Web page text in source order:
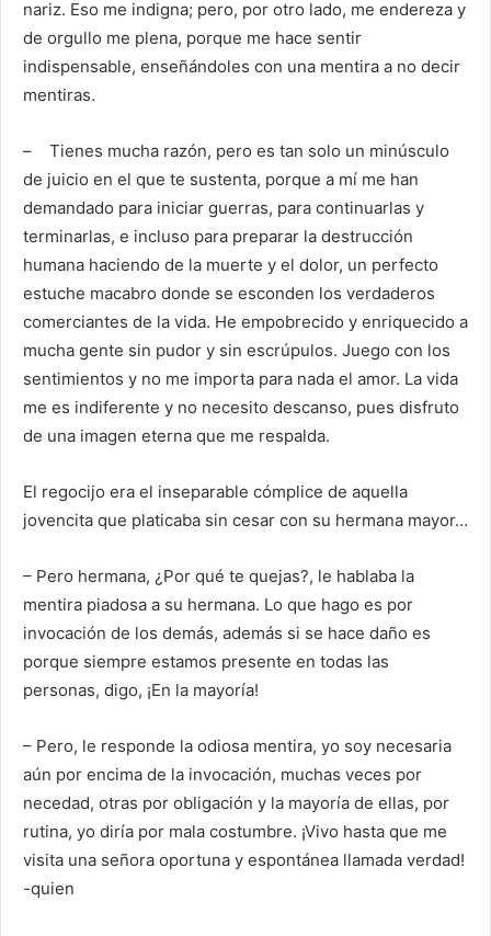
nariz. Eso me indigna; pero, por otro lado, me endereza y
de orgullo me plena, porque me hace sentir
indispensable, enseñándoles con una mentira a no decir
mentiras.
– Tienes mucha razón, pero es tan solo un minúsculo
de juicio en el que te sustenta, porque a mí me han
demandado para iniciar guerras, para continuarlas y
terminarlas, e incluso para preparar la destrucción
humana haciendo de la muerte y el dolor, un perfecto
estuche macabro donde se esconden los verdaderos
comerciantes de la vida. He empobrecido y enriquecido a
mucha gente sin pudor y sin escrúpulos. Juego con los
sentimientos y no me importa para nada el amor. La vida
me es indiferente y no necesito descanso, pues disfruto
de una imagen eterna que me respalda.
El regocijo era el inseparable cómplice de aquella
jovencita que platicaba sin cesar con su hermana mayor…
– Pero hermana, ¿Por qué te quejas?, le hablaba la
mentira piadosa a su hermana. Lo que hago es por
invocación de los demás, además si se hace daño es
porque siempre estamos presente en todas las
personas, digo, ¡En la mayoría!
– Pero, le responde la odiosa mentira, yo soy necesaria
aún por encima de la invocación, muchas veces por
necedad, otras por obligación y la mayoría de ellas, por
rutina, yo diría por mala costumbre. ¡Vivo hasta que me
visita una señora oportuna y espontánea llamada verdad!
-quien